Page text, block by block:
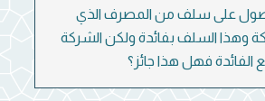
على سلف من المصرف الذي
وهذا السلف بفائدة ولكن الشركة
الفائدة فهل هذا جائز؟